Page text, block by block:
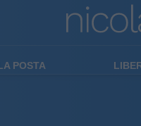
POSTA